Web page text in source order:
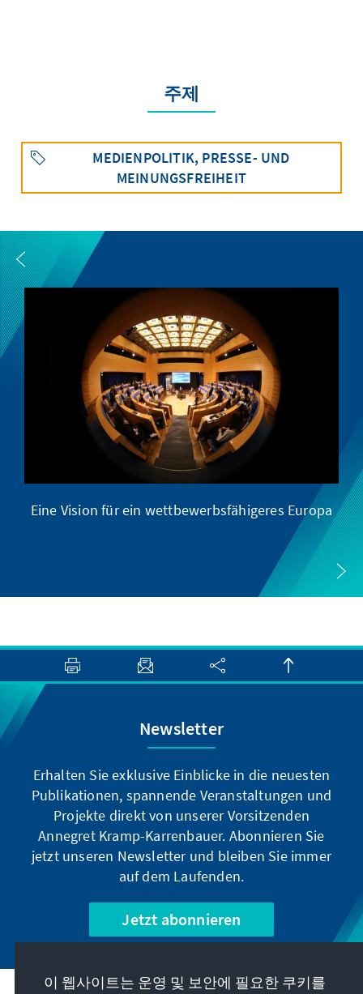
주제
MEDIENPOLITIK, PRESSE- UND
MEINUNGSFREIHEIT
Eine Vision für ein wettbewerbsfähigeres Europa
Newsletter
Erhalten Sie exklusive Einblicke in die neuesten
Publikationen, spannende Veranstaltungen und
Projekte direkt von unserer Vorsitzenden
Annegret Kramp-Karrenbauer. Abonnieren Sie
jetzt unseren Newsletter und bleiben Sie immer
auf dem Laufenden.
Jetzt abonnieren
이 웹사이트는 운영 및 보안에 필요한 쿠키를